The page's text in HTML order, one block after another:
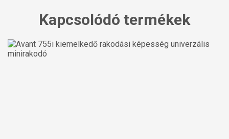
Kapcsolódó termékek